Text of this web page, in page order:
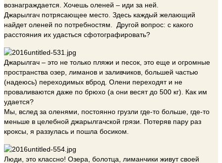
вознаграждается. Хочешь оленей – иди за ней.
Джарылгач потрясающее место. Здесь каждый желающий
найдет оленей по потребностям. Другой вопрос: с какого
расстояния их удасться сфотографировать?
Джарылгач – это не только пляжи и песок, это еще и огромные
пространства озер, лиманов и заливчиков, большей частью
(надеюсь) переходимых вброд. Олени переходят и не
проваливаются даже по брюхо (а они весят до 500 кг). Как им
удается?
Мы, вслед за оленями, постоянно грузли где-то больше, где-то
меньше в целебной джарылгачской грязи. Потеряв пару раз
кроксы, я раззулась и пошла босиком.
Люди, это классно! Озера, болотца, лиманчики живут своей